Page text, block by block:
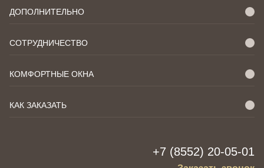
ДОПОЛНИТЕЛЬНО
СОТРУДНИЧЕСТВО
КОМФОРТНЫЕ ОКНА
КАК ЗАКАЗАТЬ
+7 (8552) 20-05-01